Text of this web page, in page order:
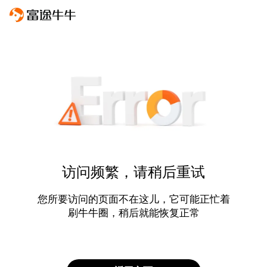
访问频繁，请稍后重试
您所要访问的页面不在这儿，它可能正忙着
刷牛牛圈，稍后就能恢复正常